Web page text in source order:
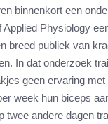
binnenkort een
Applied Physiology
breed publiek van
In dat onderzoek
geen ervaring
week hun biceps
twee andere dagen